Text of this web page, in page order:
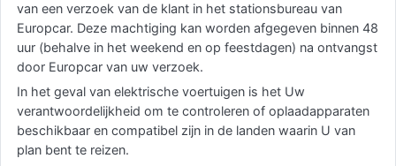
van een verzoek van de klant in het stationsbureau van
Europcar. Deze machtiging kan worden afgegeven binnen 48
uur (behalve in het weekend en op feestdagen) na ontvangst
door Europcar van uw verzoek.
In het geval van elektrische voertuigen is het Uw
verantwoordelijkheid om te controleren of oplaadapparaten
beschikbaar en compatibel zijn in de landen waarin U van
plan bent te reizen.